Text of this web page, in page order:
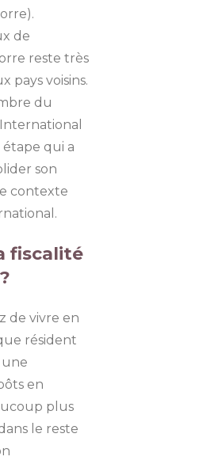
de
reste très
pays voisins.
du
qui a
son
contexte
fiscalité
de vivre en
résident
une
en
plus
le reste